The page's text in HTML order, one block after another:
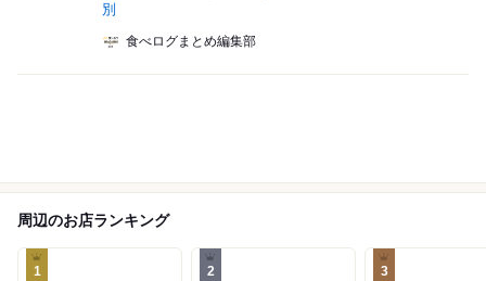
別
食べログまとめ編集部
周辺のお店ランキング
1 2 3